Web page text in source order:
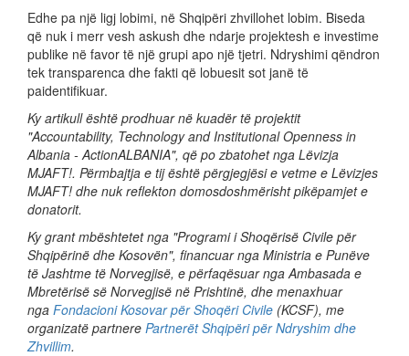
Edhe pa një ligj lobimi, në Shqipëri zhvillohet lobim. Biseda
që nuk i merr vesh askush dhe ndarje projektesh e investime
publike në favor të një grupi apo një tjetri. Ndryshimi qëndron
tek transparenca dhe fakti që lobuesit sot janë të
paidentifikuar.
Ky artikull është prodhuar në kuadër të projektit
"Accountability, Technology and Institutional Openness in
Albania - ActionALBANIA", që po zbatohet nga Lëvizja
MJAFT!. Përmbajtja e tij është përgjegjësi e vetme e Lëvizjes
MJAFT! dhe nuk reflekton domosdoshmërisht pikëpamjet e
donatorit.
Ky grant mbështetet nga "Programi i Shoqërisë Civile për
Shqipërinë dhe Kosovën", financuar nga Ministria e Punëve
të Jashtme të Norvegjisë, e përfaqësuar nga Ambasada e
Mbretërisë së Norvegjisë në Prishtinë, dhe menaxhuar
nga Fondacioni Kosovar për Shoqëri Civile (KCSF), me
organizatë partnere Partnerët Shqipëri për Ndryshim dhe
Zhvillim.